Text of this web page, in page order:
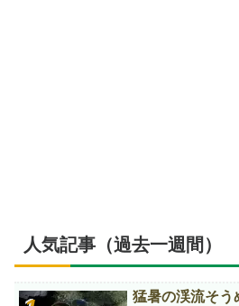
人気記事（過去一週間）
猛暑の渓流そう